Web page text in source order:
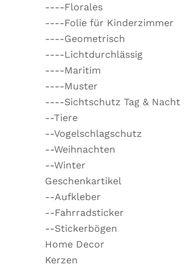
----Florales
----Folie für Kinderzimmer
----Geometrisch
----Lichtdurchlässig
----Maritim
----Muster
----Sichtschutz Tag & Nacht
--Tiere
--Vogelschlagschutz
--Weihnachten
--Winter
Geschenkartikel
--Aufkleber
--Fahrradsticker
--Stickerbögen
Home Decor
Kerzen